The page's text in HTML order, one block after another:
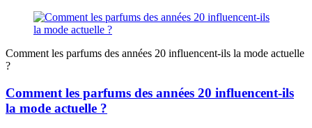
Comment les parfums des années 20 influencent-ils la mode actuelle
?
Comment les parfums des années 20 influencent-ils
la mode actuelle ?